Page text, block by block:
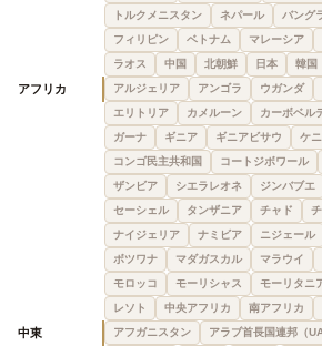
トルクメニスタン
ネパール バング
フィリピン
ベトナム マレーシア
ラオス
中国 北朝鮮 日本 韓国
アフリカ アルジェリア アンゴラ ウガンダ
エリトリア
カメルーン カーボベル
ガーナ
ギニア ギニアビサウ ケ
コンゴ民主共和国
コートジボワール
ザンビア
シエラレオネ ジンバブエ
セーシェル
タンザニア チャド
ナイジェリア
ナミビア ニジェール
ボツワナ
マダガスカル マラウイ
モロッコ
モーリシャス モーリタニ
レソト
中央アフリカ 南アフリカ
中東 アフガニスタン アラブ首長国連邦（